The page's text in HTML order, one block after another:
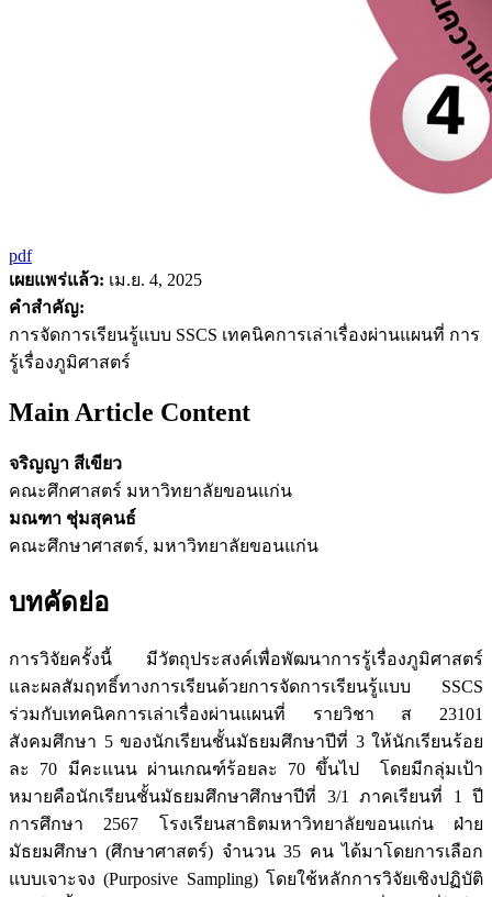
pdf
เผยแพร่แล้ว: เม.ย. 4, 2025
คำสำคัญ:
การจัดการเรียนรู้แบบ SSCS เทคนิคการเล่าเรื่องผ่านแผนที่ การ
รู้เรื่องภูมิศาสตร์
Main Article Content
จริญญา สีเขียว
คณะศึกศาสตร์ มหาวิทยาลัยขอนแก่น
มณฑา ชุ่มสุคนธ์
คณะศึกษาศาสตร์, มหาวิทยาลัยขอนแก่น
บทคัดย่อ
การวิจัยครั้งนี้ มีวัตถุประสงค์เพื่อพัฒนาการรู้เรื่องภูมิศาสตร์
และผลสัมฤทธิ์ทางการเรียนด้วยการจัดการเรียนรู้แบบ SSCS
ร่วมกับเทคนิคการเล่าเรื่องผ่านแผนที่ รายวิชา ส 23101
สังคมศึกษา 5 ของนักเรียนชั้นมัธยมศึกษาปีที่ 3 ให้นักเรียนร้อย
ละ 70 มีคะแนน ผ่านเกณฑ์ร้อยละ 70 ขึ้นไป โดยมีกลุ่มเป้า
หมายคือนักเรียนชั้นมัธยมศึกษาศึกษาปีที่ 3/1 ภาคเรียนที่ 1 ปี
การศึกษา 2567 โรงเรียนสาธิตมหาวิทยาลัยขอนแก่น ฝ่าย
มัธยมศึกษา (ศึกษาศาสตร์) จำนวน 35 คน ได้มาโดยการเลือก
แบบเจาะจง (Purposive Sampling) โดยใช้หลักการวิจัยเชิงปฏิบัติ